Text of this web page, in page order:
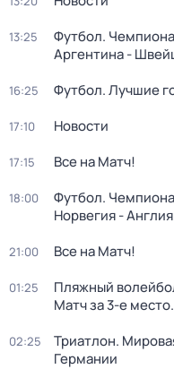
13:25
Футбол.
Аргентина -
16:25 Футбол. Лучшие
17:10 Новости
17:15 Все на Матч!
18:00
Футбол.
Норвегия -
21:00 Все на Матч!
01:25
Пляжный
Матч за 3-е
02:25
Триатлон.
Германии